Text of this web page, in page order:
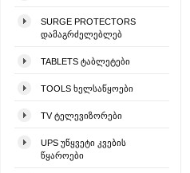
SURGE PROTECTORS
ᲓᲐᲛᲐᲒᲠᲫᲔᲚᲔᲑᲚᲔᲑ
TABLETS ᲢᲐᲑᲚᲔᲢᲔᲑᲘ
TOOLS ᲮᲔᲚᲡᲐᲬᲧᲝᲔᲑᲘ
TV ᲢᲔᲚᲔᲕᲘᲖᲝᲠᲔᲑᲘ
UPS ᲣᲬᲧᲕᲔᲢᲘ ᲙᲕᲔᲑᲘᲡ
ᲬᲧᲐᲠᲝᲔᲑᲘ